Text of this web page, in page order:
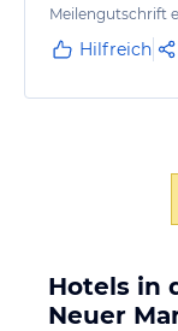
Teppichboden
Zimmer sind
lärmende
Meilengutschrift
Hilfreich
Hotels in
Neuer